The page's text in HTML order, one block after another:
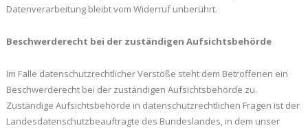
Datenverarbeitung bleibt vom Widerruf unberührt.
Beschwerderecht bei der zuständigen Aufsichtsbehörde
Im Falle datenschutzrechtlicher Verstöße steht dem Betroffenen ein
Beschwerderecht bei der zuständigen Aufsichtsbehörde zu.
Zuständige Aufsichtsbehörde in datenschutzrechtlichen Fragen ist der
Landesdatenschutzbeauftragte des Bundeslandes, in dem unser